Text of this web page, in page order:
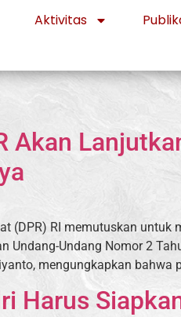
Aktivitas
Akan
(DPR) RI memutuskan
Undang-Undang Nomor 2
mengungkapkan
Harus